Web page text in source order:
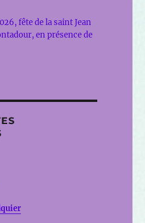
fête de la saint Jean
en présence de